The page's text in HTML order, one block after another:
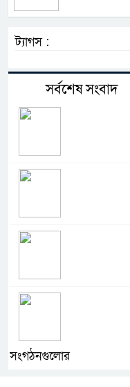
ট্যাগস :
সর্বশেষ সংবাদ
সংগঠনগুলোর